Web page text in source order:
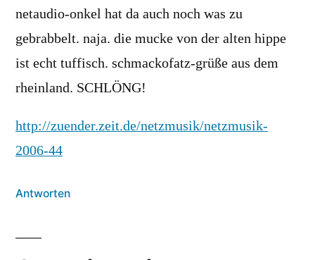
netaudio-onkel hat da auch noch was zu
gebrabbelt. naja. die mucke von der alten hippe
ist echt tuffisch. schmackofatz-grüße aus dem
rheinland. SCHLÖNG!
http://zuender.zeit.de/netzmusik/netzmusik-
2006-44
Antworten